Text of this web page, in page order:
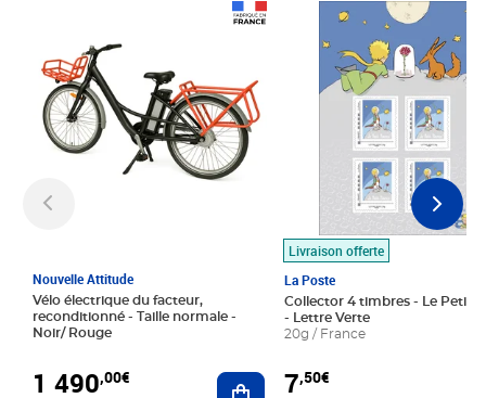
Nouvelle Attitude
Vélo électrique du facteur,
reconditionné - Taille normale -
Noir/ Rouge
1 490,00€ Ajouter au panier
Livraison offerte
La Poste
Collector 4 timbres - Le Petit
- Lettre Verte
20g / France
7,50€
Prix 7,50€